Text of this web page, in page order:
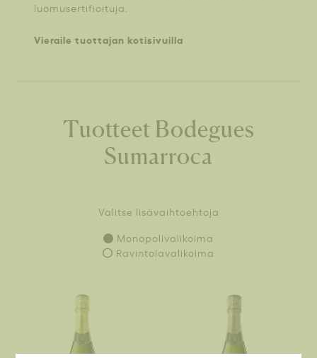
luomusertifioituja.
Vieraile tuottajan kotisivuilla
Tuotteet Bodegues
Sumarroca
Valitse lisävaihtoehtoja
Monopolivalikoima
Ravintolavalikoima